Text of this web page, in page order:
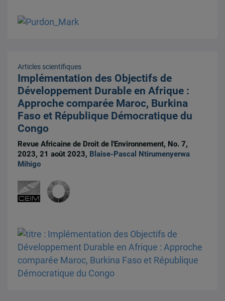
Articles scientifiques
Implémentation des Objectifs de
Développement Durable en Afrique :
Approche comparée Maroc, Burkina
Faso et République Démocratique du
Congo
Revue Africaine de Droit de l'Environnement, No. 7,
2023, 21 août 2023, Blaise-Pascal Ntirumenyerwa
Mihigo